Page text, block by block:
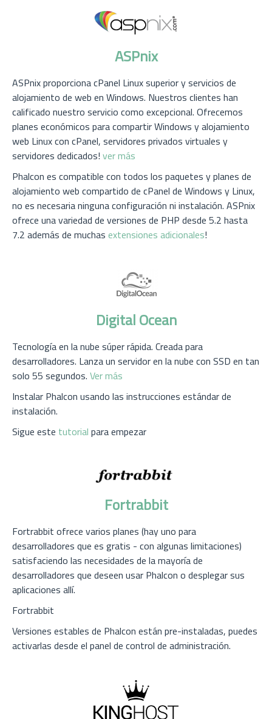
ASPnix
ASPnix proporciona cPanel Linux superior y servicios de
alojamiento de web en Windows. Nuestros clientes han
calificado nuestro servicio como excepcional. Ofrecemos
planes económicos para compartir Windows y alojamiento
web Linux con cPanel, servidores privados virtuales y
servidores dedicados! ver más
Phalcon es compatible con todos los paquetes y planes de
alojamiento web compartido de cPanel de Windows y Linux,
no es necesaria ninguna configuración ni instalación. ASPnix
ofrece una variedad de versiones de PHP desde 5.2 hasta
7.2 además de muchas extensiones adicionales!
Digital Ocean
Tecnología en la nube súper rápida. Creada para
desarrolladores. Lanza un servidor en la nube con SSD en tan
solo 55 segundos. Ver más
Instalar Phalcon usando las instrucciones estándar de
instalación.
Sigue este tutorial para empezar
Fortrabbit
Fortrabbit ofrece varios planes (hay uno para
desarrolladores que es gratis - con algunas limitaciones)
satisfaciendo las necesidades de la mayoría de
desarrolladores que deseen usar Phalcon o desplegar sus
aplicaciones allí.
Fortrabbit
Versiones estables de Phalcon están pre-instaladas, puedes
activarlas desde el panel de control de administración.